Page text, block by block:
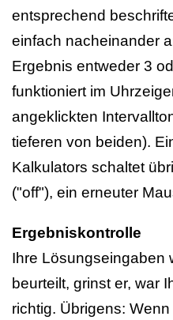
entsprechend
einfach nacheinander
Ergebnis entweder 3
funktioniert im
angeklickten
tieferen von beiden).
Kalkulators schaltet
("off"), ein erneuter
Ergebniskontrolle
Ihre Lösungseingaben
beurteilt, grinst er, war
richtig. Übrigens: